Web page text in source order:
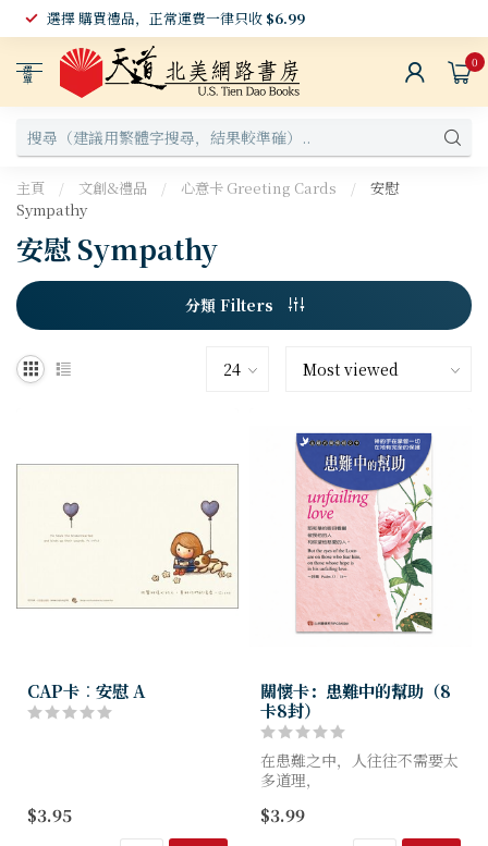
選擇 購買禮品，正常運費一律只收 $6.99
選
單
0
主頁 / 文創&禮品 / 心意卡 Greeting Cards /
安慰
Sympathy
安慰 Sympathy
分類 Filters
CAP卡︰安慰 A
$3.95
關懷卡：患難中的幫助（8
卡8封）
在患難之中，人往往不需要太
多道理，
誠的陪伴。
$3.99